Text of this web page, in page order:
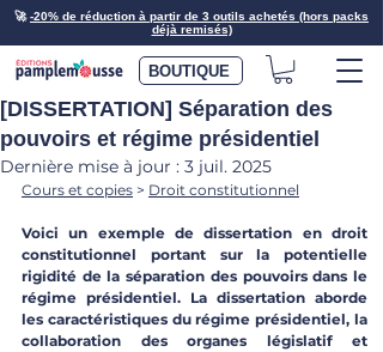
🚀-20% de réduction à partir de 3 outils achetés (hors packs
déjà remisés)
BOUTIQUE
[DISSERTATION] Séparation des
pouvoirs et régime présidentiel
Dernière mise à jour : 3 juil. 2025
Cours et copies > Droit constitutionnel
Voici un exemple de dissertation en droit
constitutionnel portant sur la potentielle
rigidité de la séparation des pouvoirs dans le
régime présidentiel. La dissertation aborde
les caractéristiques du régime présidentiel, la
collaboration des organes législatif et